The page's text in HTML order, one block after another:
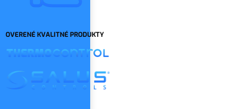
OVERENÉ KVALITNÉ PRODUKTY